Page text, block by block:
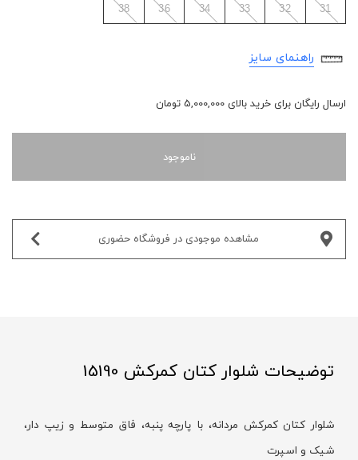
31
32
33
34
36
38
راهنمای سایز
ارسال رایگان برای خرید بالای 5,000,000 تومان
ناموجود
مشاهده موجودی در فروشگاه حضوری‌
توضیحات شلوار کتان کمرکش 15190
شلوار کتان کمرکش مردانه، با پارچه پنبه، فاق متوسط و زیپ دار،
شیک و اسپرت